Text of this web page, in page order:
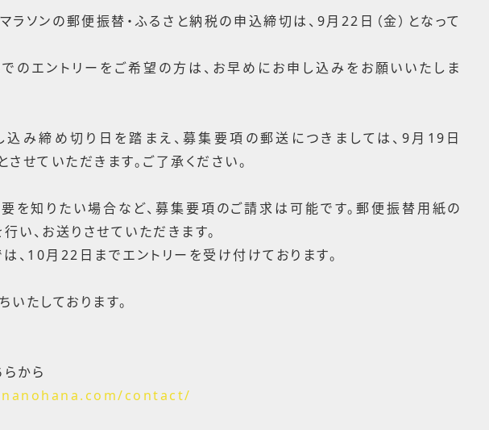
ソンの郵便振替・ふるさと納税の申込締切は、9月22日（金）となって
のエントリーをご希望の方は、お早めにお申し込みをお願いいたしま
込み締め切り日を踏まえ、募集要項の郵送につきましては、9月19日
させていただきます。ご了承ください。
を知りたい場合など、募集要項のご請求は可能です。郵便振替用紙の
い、お送りさせていただきます。
は、10月22日までエントリーを受け付けております。
たしております。
から
contact/